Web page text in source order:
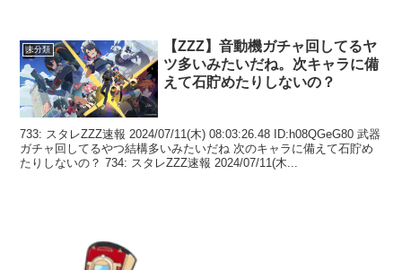
未分類
【ZZZ】音動機ガチャ回してるヤ
ツ多いみたいだね。次キャラに備
えて石貯めたりしないの？
733: スタレZZZ速報 2024/07/11(木) 08:03:26.48 ID:h08QGeG80 武器
ガチャ回してるやつ結構多いみたいだね 次のキャラに備えて石貯め
たりしないの？ 734: スタレZZZ速報 2024/07/11(木...